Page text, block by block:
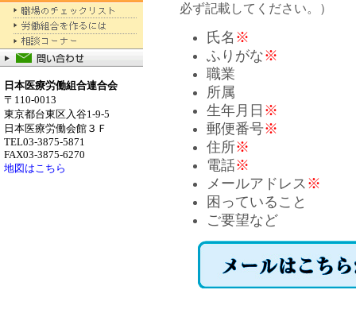
日本医療労働組合連合会
〒110-0013
東京都台東区入谷1-9-5
日本医療労働会館３Ｆ
TEL03-3875-5871
FAX03-3875-6270
地図はこちら
必ず記載してください。）
氏名 ※
ふりがな※
職業
所属
生年月日 ※
郵便番号※
住所※
電話※
メールアドレス ※
困っていること
ご要望など